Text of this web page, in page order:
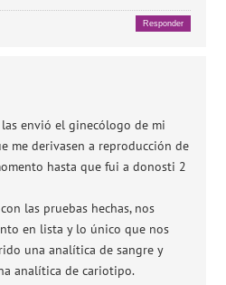
Responder
envió el ginecólogo de mi
me derivasen a reproducción de
hasta que fui a donosti 2
las pruebas hechas, nos
en lista y lo único que nos
una analítica de sangre y
analítica de cariotipo.